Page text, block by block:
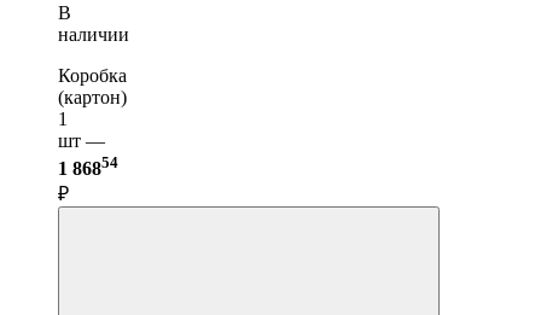
В
наличии
Коробка
(картон)
1
шт —
1 86854
₽